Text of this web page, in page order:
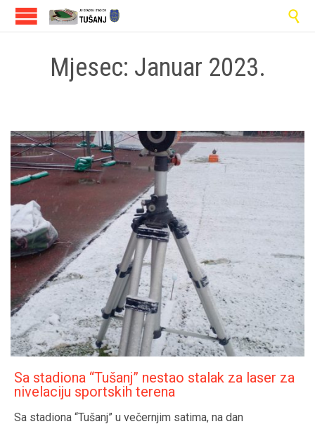

Mjesec: Januar 2023.
Sa stadiona “Tušanj” nestao stalak za laser za
nivelaciju sportskih terena
Sa stadiona “Tušanj” u večernjim satima, na dan